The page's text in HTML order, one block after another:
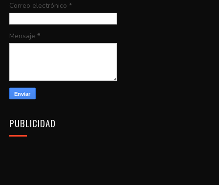
Correo electrónico *
Mensaje *
PUBLICIDAD